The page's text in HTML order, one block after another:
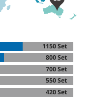
1150 Set
800 Set
700 Set
550 Set
420 Set